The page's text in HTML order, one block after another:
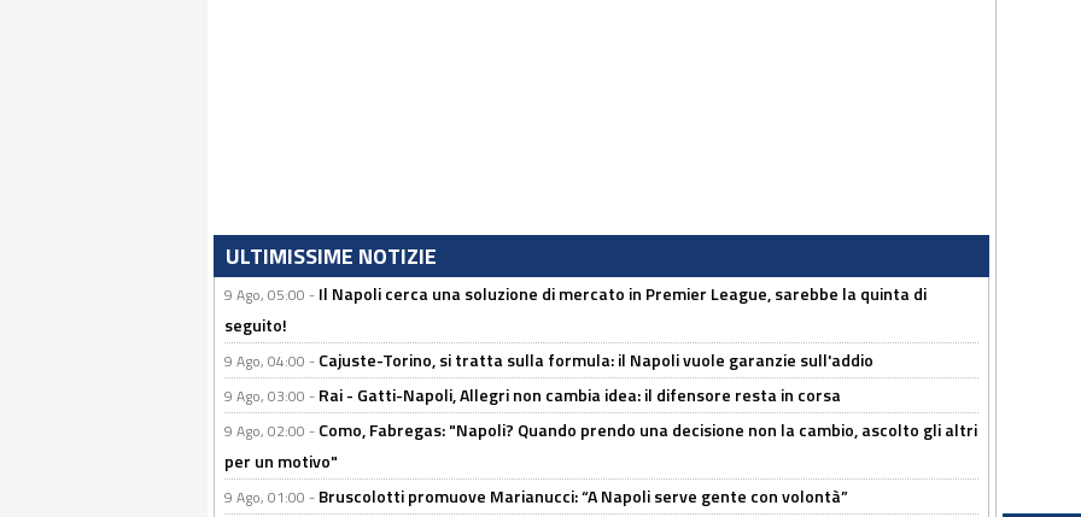
ULTIMISSIME NOTIZIE
9 Ago, 05:00 - Il Napoli cerca una soluzione di mercato in Premier League, sarebbe la quinta di
seguito!
9 Ago, 04:00 - Cajuste-Torino, si tratta sulla formula: il Napoli vuole garanzie sull'addio
9 Ago, 03:00 - Rai - Gatti-Napoli, Allegri non cambia idea: il difensore resta in corsa
9 Ago, 02:00 - Como, Fabregas: "Napoli? Quando prendo una decisione non la cambio, ascolto gli altri
per un motivo"
9 Ago, 01:00 - Bruscolotti promuove Marianucci: “A Napoli serve gente con volontà”